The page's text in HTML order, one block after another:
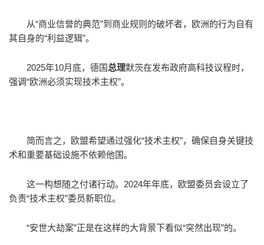
从“商业信誉的典范”到商业规则的破坏者，欧洲的行为自有
其自身的“利益逻辑”。
2025年10月底，德国总理默茨在发布政府高科技议程时，
强调“欧洲必须实现技术主权”。
简而言之，欧盟希望通过强化“技术主权”，确保自身关键技
术和重要基础设施不依赖他国。
这一构想随之付诸行动。2024年年底，欧盟委员会设立了
负责“技术主权”委员新职位。
“安世大劫案”正是在这样的大背景下看似“突然出现”的。